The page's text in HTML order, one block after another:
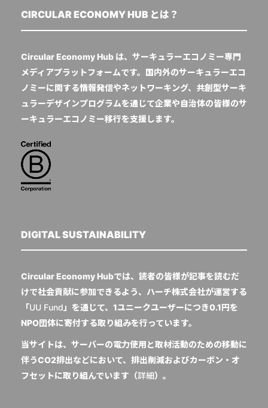
CIRCULAR ECONOMY HUB とは？
Circular Economy Hub は、サーキュラーエコノミー専門
メディアプラットフォームです。国内外のサーキュラーエコ
ノミーに関する情報発信やネットワーキング、共創型サーキ
ュラーデザインプログラムを通じて企業や自治体の皆様のサ
ーキュラーエコノミー移行を支援します。
DIGITAL SUSTAINABILITY
Circular Economy Hubでは、読者の皆様が記事を読むだ
けで社会貢献に参加できるよう、ハーチ株式会社が運営する
「UU Fund 」を通じて、1ユニークユーザーにつき0.1円を
NPO団体に寄付する取り組みを行っています。
当サイトは、サーバーの電力使用と取材活動のための移動に
伴うCO2排出などにおいて、排出削減およびカーボン・オ
フセットに取り組んでいます（詳細）。